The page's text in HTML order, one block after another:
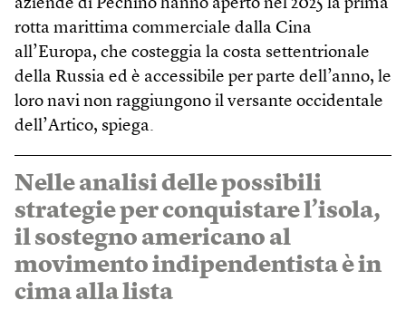
aziende di Pechino hanno aperto nel 2025 la prima
rotta marittima commerciale dalla Cina
all’Europa, che costeggia la costa settentrionale
della Russia ed è accessibile per parte dell’anno, le
loro navi non raggiungono il versante occidentale
dell’Artico, spiega.
Nelle analisi delle possibili
strategie per conquistare l’isola,
il sostegno americano al
movimento indipendentista è in
cima alla lista